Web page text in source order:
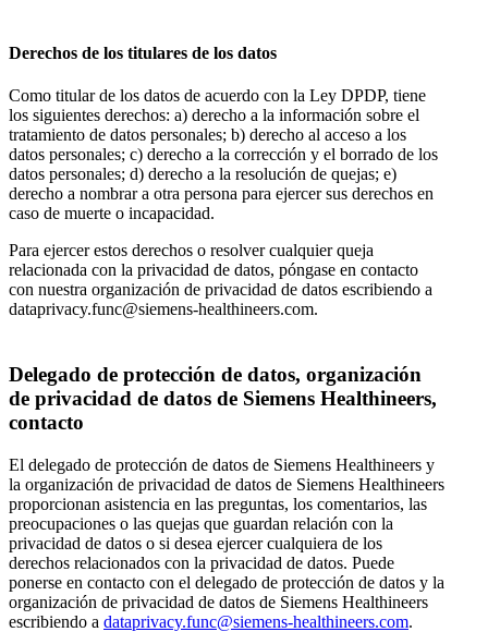
Derechos de los titulares de los datos
Como titular de los datos de acuerdo con la Ley DPDP, tiene
los siguientes derechos: a) derecho a la información sobre el
tratamiento de datos personales; b) derecho al acceso a los
datos personales; c) derecho a la corrección y el borrado de los
datos personales; d) derecho a la resolución de quejas; e)
derecho a nombrar a otra persona para ejercer sus derechos en
caso de muerte o incapacidad.
Para ejercer estos derechos o resolver cualquier queja
relacionada con la privacidad de datos, póngase en contacto
con nuestra organización de privacidad de datos escribiendo a
dataprivacy.func@siemens-healthineers.com.
Delegado de protección de datos, organización
de privacidad de datos de Siemens Healthineers,
contacto
El delegado de protección de datos de Siemens Healthineers y
la organización de privacidad de datos de Siemens Healthineers
proporcionan asistencia en las preguntas, los comentarios, las
preocupaciones o las quejas que guardan relación con la
privacidad de datos o si desea ejercer cualquiera de los
derechos relacionados con la privacidad de datos. Puede
ponerse en contacto con el delegado de protección de datos y la
organización de privacidad de datos de Siemens Healthineers
escribiendo a dataprivacy.func@siemens-healthineers.com.